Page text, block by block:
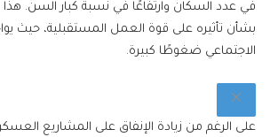
في عدد السكان وارتفاعًا في نسبة كبار السن. هذا
بشأن تأثيره على قوة العمل المستقبلية، حيث
الاجتماعي ضغوطًا كبيرة.
على الرغم من زيادة الإنفاق على المشاريع